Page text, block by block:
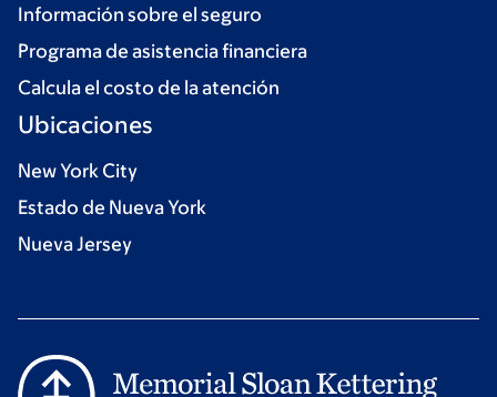
Información sobre el seguro
Programa de asistencia financiera
Calcula el costo de la atención
Ubicaciones
New York City
Estado de Nueva York
Nueva Jersey